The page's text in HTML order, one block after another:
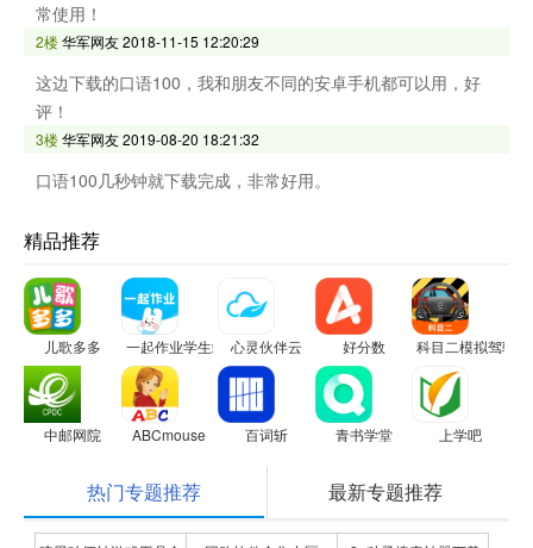
常使用！
2楼华军网友2018-11-15 12:20:29
这边下载的口语100，我和朋友不同的安卓手机都可以用，好
评！
3楼华军网友2019-08-20 18:21:32
口语100几秒钟就下载完成，非常好用。
精品推荐
儿歌多多 一起作业学生端 心灵伙伴云 好分数 科目二模拟驾驶
中邮网院 ABCmouse 百词斩 青书学堂 上学吧
热门专题推荐 最新专题推荐